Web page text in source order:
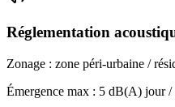
Réglementation
Zonage : zone péri-urbaine /
Émergence max : 5 dB(A) jour /